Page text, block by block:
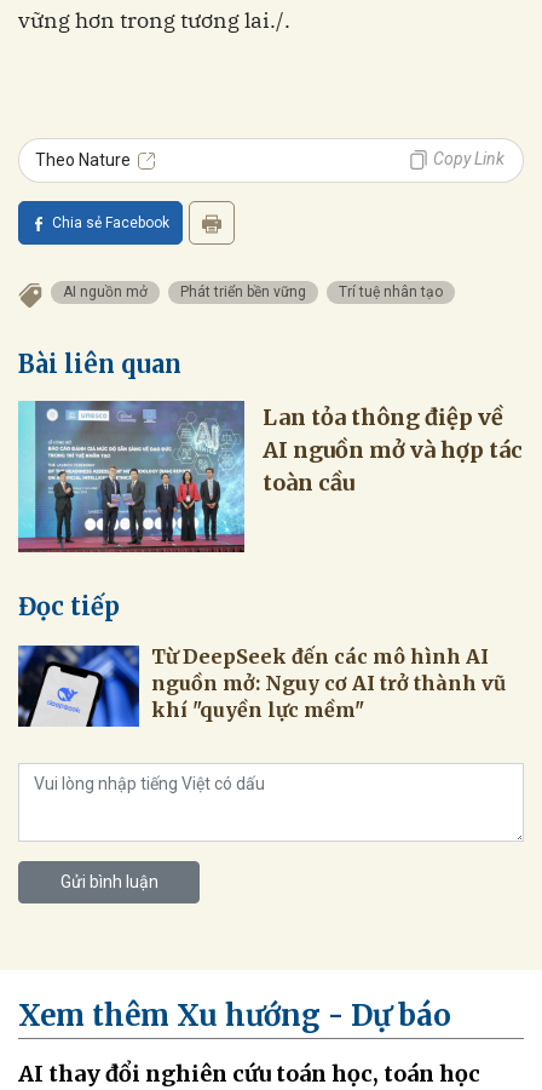
vững hơn trong tương lai./.
Theo Nature Copy Link
Chia sẻ Facebook
AI nguồn mở Phát triển bền vững Trí tuệ nhân tạo
Bài liên quan
Lan tỏa thông điệp về
AI nguồn mở và hợp tác
toàn cầu
Đọc tiếp
Từ DeepSeek đến các mô hình AI
nguồn mở: Nguy cơ AI trở thành vũ
khí "quyền lực mềm"
Gửi bình luận
Xem thêm Xu hướng - Dự báo
AI thay đổi nghiên cứu toán học, toán học